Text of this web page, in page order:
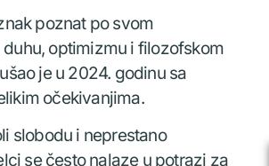
poznat po svom
optimizmu i filozofskom
je u 2024. godinu sa
očekivanjima.
slobodu i neprestano
se često nalaze u potrazi za